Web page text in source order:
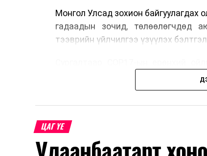
Монгол Улсад зохион
гадаадын зочид, төлөөлөгчдөд
тээврийн үйлчилгээ үзүүлэх
зочид, төлөөлөгчдийн
хариуцлага, сахилга бат,
Түүнчлэн зочдыг нисэх буудлаас
байршилд хүргэх үе шат, маршрут,
мэдээлэл дамжуулах журам,
ЦАГ ҮЕ